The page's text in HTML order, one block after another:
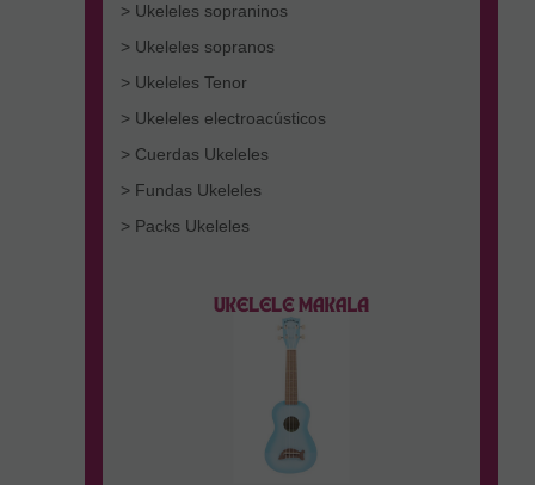
> Ukeleles sopraninos
> Ukeleles sopranos
> Ukeleles Tenor
> Ukeleles electroacústicos
> Cuerdas Ukeleles
> Fundas Ukeleles
> Packs Ukeleles